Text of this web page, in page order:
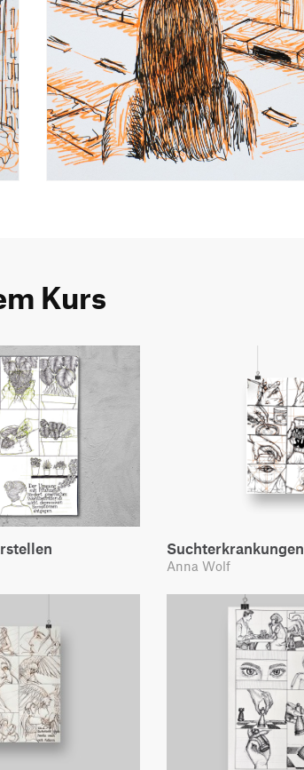
Kurs
Suchterkrankungen
Anna Wolf